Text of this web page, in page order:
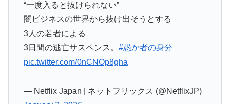
“一度入ると抜けられない”
闇ビジネスの世界から抜け出そうとする
3人の若者による
3日間の逃亡サスペンス。 #愚か者の身分
pic.twitter.com/0nCNOp8gha
— Netflix Japan | ネットフリックス (@NetflixJP)